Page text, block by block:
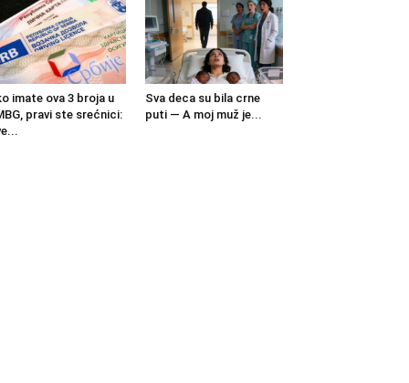
imate ova 3 broja u
pravi ste srećnici:
Sva deca su bila crne
puti — A moj muž je...